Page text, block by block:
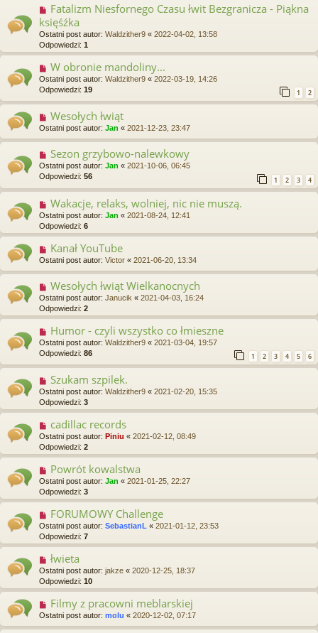
Fatalizm Niesfornego Czasu łwit Bezgranicza - Piąkna
księśźka
Ostatni post autor: Waldzither9 « 2022-04-02, 13:58
Odpowiedzi: 1
W obronie mandoliny...
Ostatni post autor: Waldzither9 « 2022-03-19, 14:26
Odpowiedzi: 19 1 2
Wesołych łwiąt
Ostatni post autor: Jan « 2021-12-23, 23:47
Sezon grzybowo-nalewkowy
Ostatni post autor: Jan « 2021-10-06, 06:45
Odpowiedzi: 56 1 2 3 4
Wakacje, relaks, wolniej, nic nie muszą.
Ostatni post autor: Jan « 2021-08-24, 12:41
Odpowiedzi: 6
Kanał YouTube
Ostatni post autor: Victor « 2021-06-20, 13:34
Wesołych łwiąt Wielkanocnych
Ostatni post autor: Janucik « 2021-04-03, 16:24
Odpowiedzi: 2
Humor - czyli wszystko co łmieszne
Ostatni post autor: Waldzither9 « 2021-03-04, 19:57
Odpowiedzi: 86 1 2 3 4 5 6
Szukam szpilek.
Ostatni post autor: Waldzither9 « 2021-02-20, 15:35
Odpowiedzi: 3
cadillac records
Ostatni post autor: Piniu « 2021-02-12, 08:49
Odpowiedzi: 2
Powrót kowalstwa
Ostatni post autor: Jan « 2021-01-25, 22:27
Odpowiedzi: 3
FORUMOWY Challenge
Ostatni post autor: SebastianL « 2021-01-12, 23:53
Odpowiedzi: 7
łwieta
Ostatni post autor: jakze « 2020-12-25, 18:37
Odpowiedzi: 10
Filmy z pracowni meblarskiej
Ostatni post autor: molu « 2020-12-02, 07:17